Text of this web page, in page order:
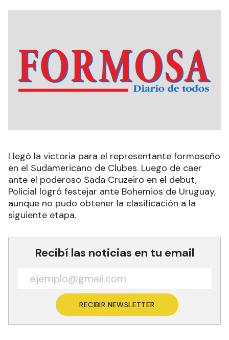
Llegó la victoria para el representante formoseño
en el Sudamericano de Clubes. Luego de caer
ante el poderoso Sada Cruzeiro en el debut,
Policial logró festejar ante Bohemios de Uruguay,
aunque no pudo obtener la clasificación a la
siguiente etapa.
Recibí las noticias en tu email
RECIBIR NEWSLETTER